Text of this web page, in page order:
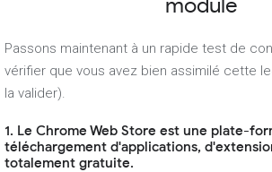
module
Passons maintenant à un rapide test de
vérifier que vous avez bien assimilé cette
la valider).
1. Le Chrome Web Store est une plate-
téléchargement d'applications,
totalement gratuite.